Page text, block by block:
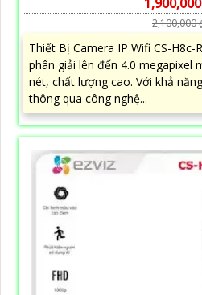
2,100,000
Thiết Bị Camera IP Wifi CS-H8c-
phân giải lên đến 4.0 megapixel
nét, chất lượng cao. Với khả
thông qua công nghệ...